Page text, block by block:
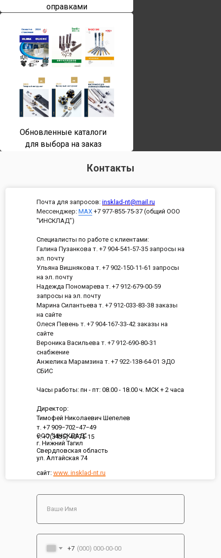
оправками
Обновленные каталоги
для выбора на заказ
Контакты
ООО "ИНСКЛАД"
г. Нижний Тагил
Свердловская область
ул. Алтайская 74
сайт: www. insklad-nt.ru
Почта для запросов: insklad-nt@mail.ru
Мессенджер: MAX +7 977-855-75-37 (общий ООО
"ИНСКЛАД")
Специалисты по работе с клиентами:
Галина Пузанкова т. +7 904-541-57-35 запросы на
эл. почту
Ульяна Вишнякова т. +7 902-150-11-61 запросы
на эл. почту
Надежда Пономарева т. +7 912-679-00-59
запросы на эл. почту
Марина Силантьева т. +7 912-033-83-38 заказы
на сайте
Олеся Певень т. +7 904-167-33-42 заказы на
сайте
Вероника Васильева т. +7 912-690-80-31
снабжение
Анжелика Марамзина т. +7 922-138-64-01 ЭДО
СБИС
Часы работы: пн - пт: 08.00 - 18.00 ч. МСК + 2 часа
Директор:
Тимофей Николаевич Шепелев
т. +7 909−702−47−49
т. +7(3435) 40-75-15
+7